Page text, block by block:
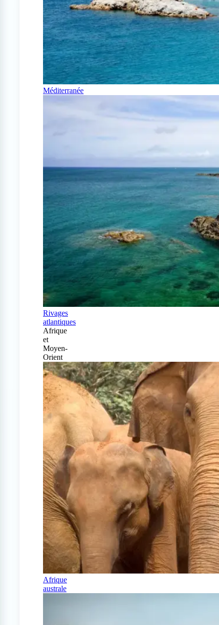
Méditerranée
Rivages
atlantiques
Afrique
et
Moyen-
Orient
Afrique
australe